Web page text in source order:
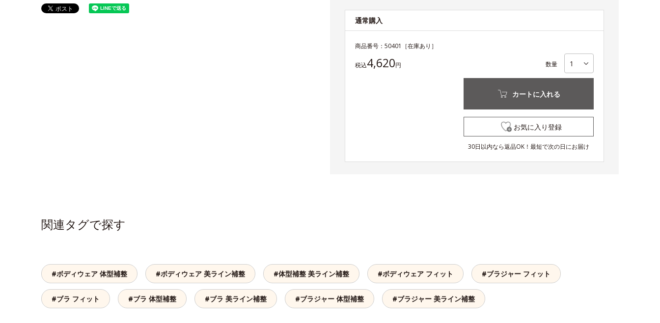
通常購入
商品番号： 50401 ［在庫あり］
税込4,620円 数量
カートに入れる
お気に入り登録
30日以内なら返品OK！最短で次の日にお届け
関連タグで探す
#ボディウェア 体型補整 #ボディウェア 美ライン補整 #体型補整 美ライン補整 #ボディウェア フィット #ブラジャー フィット
#ブラ フィット #ブラ 体型補整 #ブラ 美ライン補整 #ブラジャー 体型補整 #ブラジャー 美ライン補整